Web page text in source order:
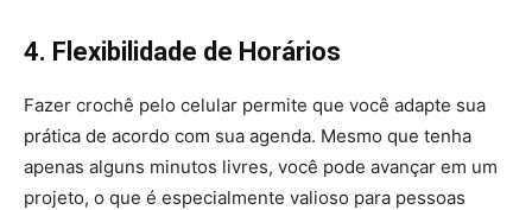
4. Flexibilidade de Horários
Fazer crochê pelo celular permite que você adapte sua
prática de acordo com sua agenda. Mesmo que tenha
apenas alguns minutos livres, você pode avançar em um
projeto, o que é especialmente valioso para pessoas